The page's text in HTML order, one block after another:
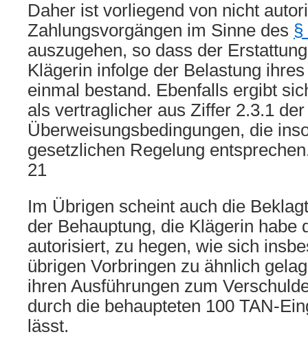
Daher ist vorliegend von nicht
Zahlungsvorgängen im Sinne des §
auszugehen, so dass der
Klägerin infolge der Belastung
einmal bestand. Ebenfalls ergibt
als vertraglicher aus Ziffer 2.3.1 der
Überweisungsbedingungen, die
gesetzlichen Regelung
21
Im Übrigen scheint auch die
der Behauptung, die Klägerin habe
autorisiert, zu hegen, wie sich
übrigen Vorbringen zu ähnlich
ihren Ausführungen zum
durch die behaupteten 100 TAN-
lässt.